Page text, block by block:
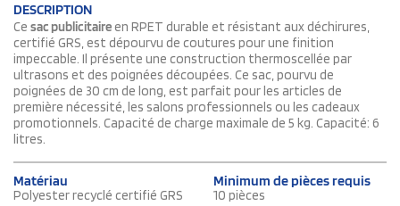
DESCRIPTION
Ce sac publicitaireen RPET durable et résistant aux déchirures,
certifié GRS, est dépourvu de coutures pour une finition
impeccable. Il présente une construction thermoscellée par
ultrasons et des poignées découpées. Ce sac, pourvu de
poignées de 30 cm de long, est parfait pour les articles de
première nécessité, les salons professionnels ou les cadeaux
promotionnels. Capacité de charge maximale de 5 kg. Capacité: 6
litres.
Matériau
Polyester recyclé certifié GRS
Minimum de pièces requis
10 pièces